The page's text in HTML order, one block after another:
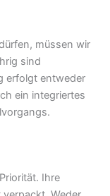
müssen wir
sind
erfolgt entweder
ein integriertes
Ihre